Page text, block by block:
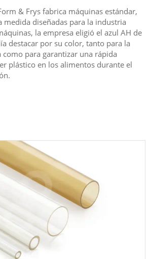
& Frys fabrica máquinas estándar,
medida diseñadas para la industria
la empresa eligió el azul AH de
destacar por su color, tanto para la
como para garantizar una rápida
plástico en los alimentos durante el